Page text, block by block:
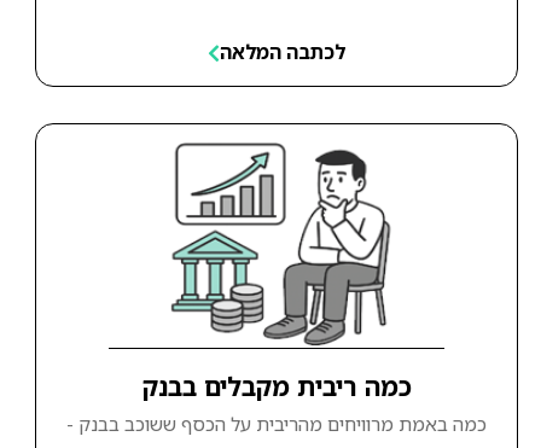
לכתבה המלאה
כמה ריבית מקבלים בבנק
כמה באמת מרוויחים מהריבית על הכסף ששוכב בבנק -